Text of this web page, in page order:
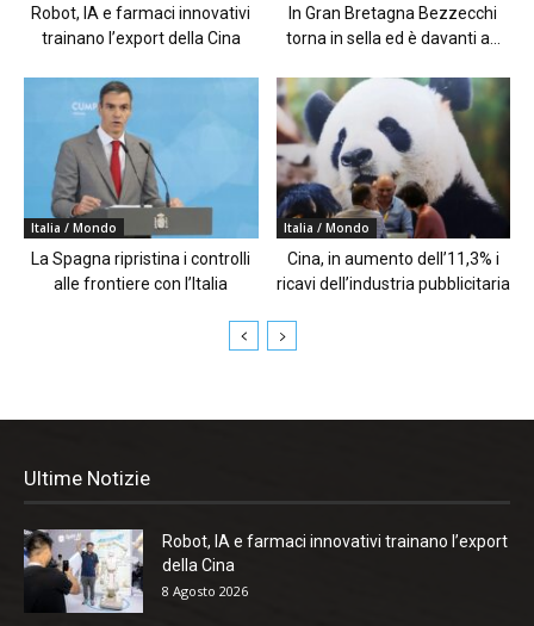
Robot, IA e farmaci innovativi
trainano l’export della Cina
In Gran Bretagna Bezzecchi
torna in sella ed è davanti a...
Italia / Mondo
La Spagna ripristina i controlli
alle frontiere con l’Italia
Italia / Mondo
Cina, in aumento dell’11,3% i
ricavi dell’industria pubblicitaria
Ultime Notizie
Robot, IA e farmaci innovativi trainano l’export
della Cina
8 Agosto 2026